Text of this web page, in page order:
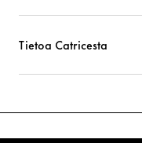
Tietoa Catricesta